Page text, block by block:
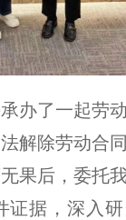
办了一起劳
解除劳动合
果后，委托
证据，深入